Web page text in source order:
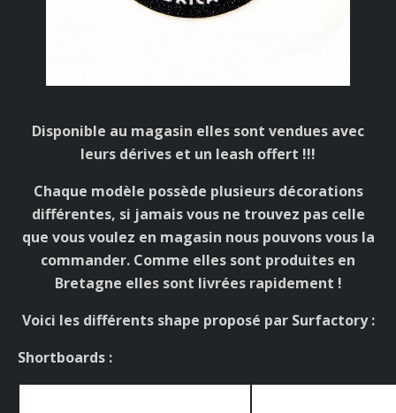
Disponible au magasin elles sont vendues avec
leurs dérives et un leash offert !!!
Chaque modèle possède plusieurs décorations
différentes, si jamais vous ne trouvez pas celle
que vous voulez en magasin nous pouvons vous la
commander. Comme elles sont produites en
Bretagne elles sont livrées rapidement !
Voici les différents shape proposé par Surfactory :
Shortboards :